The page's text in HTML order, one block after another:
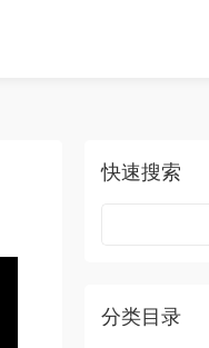
快速搜索
分类目录